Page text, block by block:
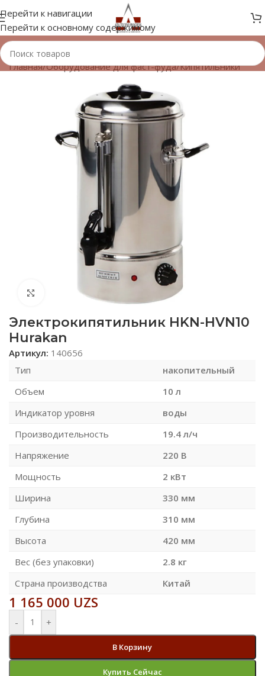
Перейти к навигации
Перейти к основному содержимому
Главная/Оборудование для фаст-фуда/Кипятильники
Нажмите, чтобы увеличить
Электрокипятильник HKN-HVN10
Hurakan
Артикул: 140656
Тип
накопительный
Объем
10 л
Индикатор уровня
воды
Производительность
19.4 л/ч
Напряжение
220 В
Мощность
2 кВт
Ширина
330 мм
Глубина
310 мм
Высота
420 мм
Вес (без упаковки)
2.8 кг
Страна производства
Китай
1 165 000 UZS
- +
В Корзину
Купить Сейчас